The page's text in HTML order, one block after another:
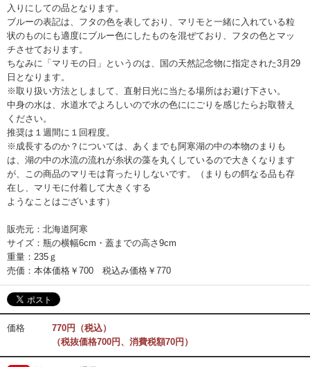
入りにしての品となります。
ブルーの表記は、フタの色を表しており、マリモと一緒に入れている粒
状のものにも適度にブルー色にしたものを混ぜており、フタの色とマッ
チさせております。
ちなみに「マリモの日」というのは、国の天然記念物に指定された3月29
日となります。
※取り扱い方法としまして、直射日光に当たる場所はお避け下さい。
中身の水は、水道水でよろしいので水の色ににごりを感じたらお取替え
ください。
推奨は１週間に１回程度。
※成長するのか？については、あくまでも阿寒湖の中の本物のまりも
は、湖の中の水流の流れが糸状の藻を丸くしているので大きくなります
が、この商品のマリモは育ったりしないです。（まりもの餌なる品も存
在し、マリモに付着して大きくする
ようなことはございます）
販売元：北海道阿寒
サイズ：瓶の横幅6cm・蓋までの高さ9cm
重量：235ｇ
売価：本体価格￥700 税込み価格￥770
価格
770円（税込）
（税抜価格700円、消費税額70円）